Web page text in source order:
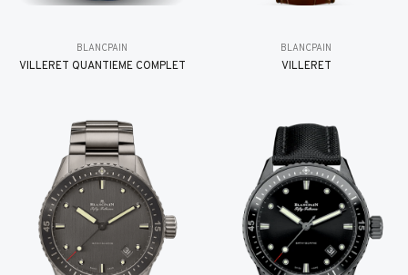
BLANCPAIN
VILLERET QUANTIÈME COMPLET
BLANCPAIN
VILLERET